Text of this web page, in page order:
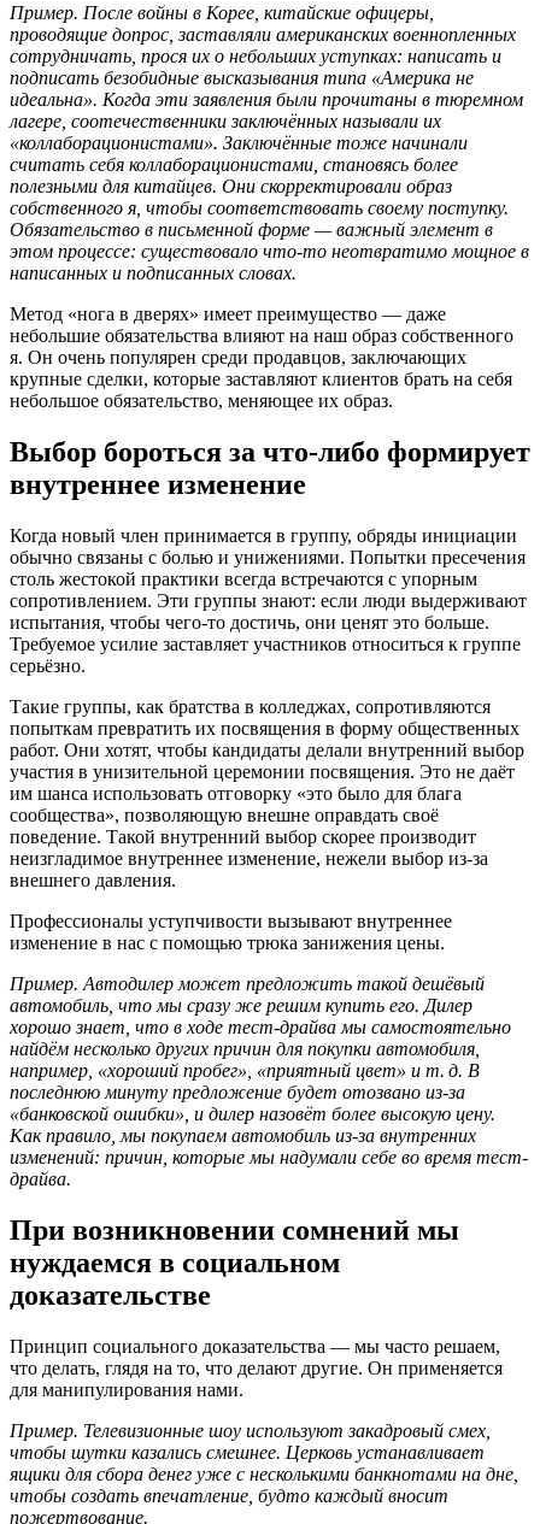
Пример. После войны в Корее, китайские офицеры,
проводящие допрос, заставляли американских военнопленных
сотрудничать, прося их о небольших уступках: написать и
подписать безобидные высказывания типа «Америка не
идеальна». Когда эти заявления были прочитаны в тюремном
лагере, соотечественники заключённых называли их
«коллаборационистами». Заключённые тоже начинали
считать себя коллаборационистами, становясь более
полезными для китайцев. Они скорректировали образ
собственного я, чтобы соответствовать своему поступку.
Обязательство в письменной форме — важный элемент в
этом процессе: существовало что-то неотвратимо мощное в
написанных и подписанных словах.
Метод «нога в дверях» имеет преимущество — даже
небольшие обязательства влияют на наш образ собственного
я. Он очень популярен среди продавцов, заключающих
крупные сделки, которые заставляют клиентов брать на себя
небольшое обязательство, меняющее их образ.
Выбор бороться за что-либо формирует
внутреннее изменение
Когда новый член принимается в группу, обряды инициации
обычно связаны с болью и унижениями. Попытки пресечения
столь жестокой практики всегда встречаются с упорным
сопротивлением. Эти группы знают: если люди выдерживают
испытания, чтобы чего-то достичь, они ценят это больше.
Требуемое усилие заставляет участников относиться к группе
серьёзно.
Такие группы, как братства в колледжах, сопротивляются
попыткам превратить их посвящения в форму общественных
работ. Они хотят, чтобы кандидаты делали внутренний выбор
участия в унизительной церемонии посвящения. Это не даёт
им шанса использовать отговорку «это было для блага
сообщества», позволяющую внешне оправдать своё
поведение. Такой внутренний выбор скорее производит
неизгладимое внутреннее изменение, нежели выбор из-за
внешнего давления.
Профессионалы уступчивости вызывают внутреннее
изменение в нас с помощью трюка занижения цены.
Пример. Автодилер может предложить такой дешёвый
автомобиль, что мы сразу же решим купить его. Дилер
хорошо знает, что в ходе тест-драйва мы самостоятельно
найдём несколько других причин для покупки автомобиля,
например, «хороший пробег», «приятный цвет» и т. д. В
последнюю минуту предложение будет отозвано из-за
«банковской ошибки», и дилер назовёт более высокую цену.
Как правило, мы покупаем автомобиль из-за внутренних
изменений: причин, которые мы надумали себе во время тест-
драйва.
При возникновении сомнений мы
нуждаемся в социальном
доказательстве
Принцип социального доказательства — мы часто решаем,
что делать, глядя на то, что делают другие. Он применяется
для манипулирования нами.
Пример. Телевизионные шоу используют закадровый смех,
чтобы шутки казались смешнее. Церковь устанавливает
ящики для сбора денег уже с несколькими банкнотами на дне,
чтобы создать впечатление, будто каждый вносит
пожертвование.